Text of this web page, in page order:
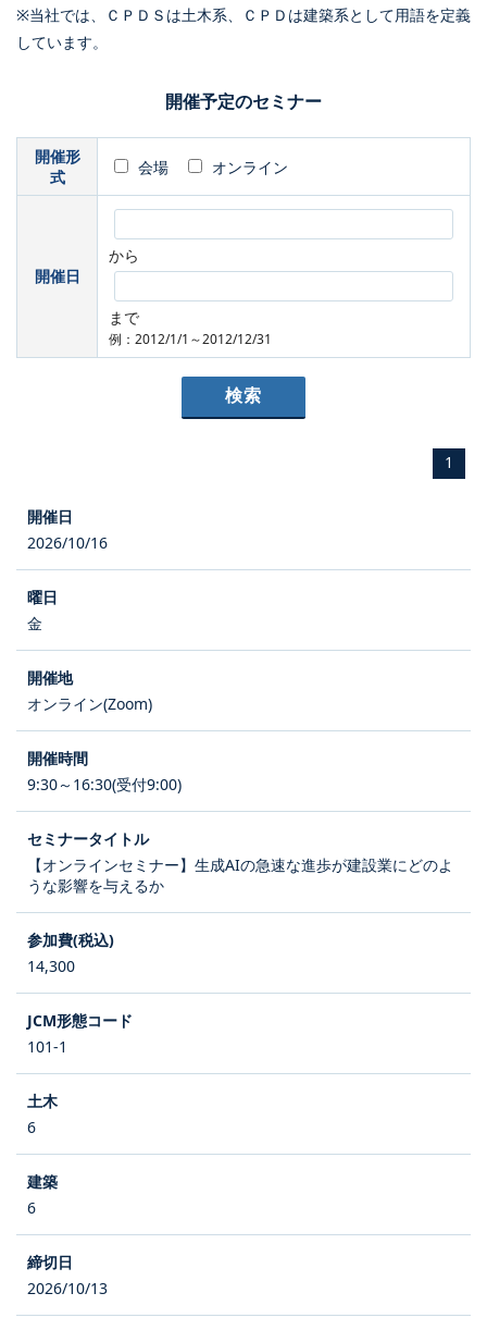
※当社では、ＣＰＤＳは土木系、ＣＰＤは建築系として用語を定義
しています。
開催予定のセミナー
開催形
式
会場 オンライン
開催日
から
まで
例：2012/1/1～2012/12/31
1
2026/10/16
金
オンライン(Zoom)
9:30～16:30(受付9:00)
【オンラインセミナー】生成AIの急速な進歩が建設業にどのよ
うな影響を与えるか
14,300
101-1
6
6
2026/10/13